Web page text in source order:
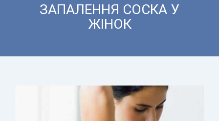
ЗАПАЛЕННЯ СОСКА У
ЖІНОК